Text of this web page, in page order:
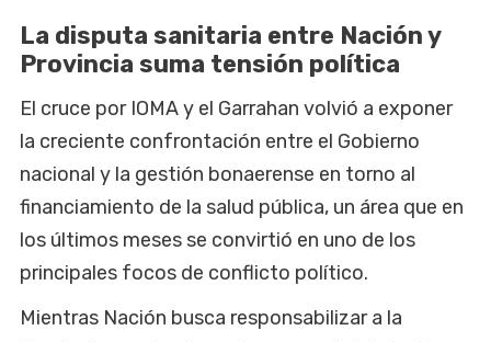
La disputa sanitaria entre Nación y
Provincia suma tensión política
El cruce por IOMA y el Garrahan volvió a exponer
la creciente confrontación entre el Gobierno
nacional y la gestión bonaerense en torno al
financiamiento de la salud pública, un área que en
los últimos meses se convirtió en uno de los
principales focos de conflicto político.
Mientras Nación busca responsabilizar a la